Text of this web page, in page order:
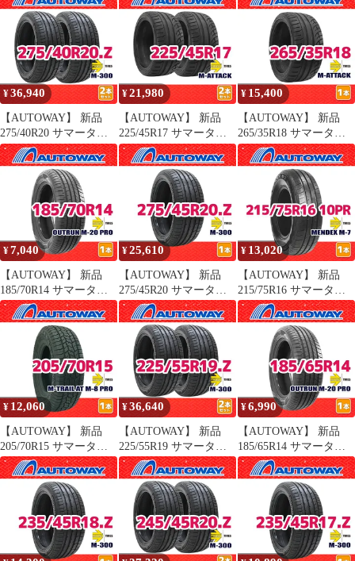
20インチ 4本セット 夏
タイヤ オートウェイ
OUTRUN M-20 PRO 15
インチ １本売り 夏タイ
ヤ オートウェイ
¥36,940
【AUTOWAY】 新品
275/40R20 サマータイ
ヤ MOMO Tires M-300
20インチ 2本セット 夏
タイヤ オートウェイ
¥21,980
【AUTOWAY】 新品
225/45R17 サマータイ
ヤ MOMO Tires M-
ATTACK 17インチ 2本
セット 夏タイヤ オート
ウェイ
¥ 15,400
【AUTOWAY】 新品
265/35R18 サマータイ
ヤ MOMO Tires M-
ATTACK 18インチ １本
売り 夏タイヤ オートウ
¥7,040
【AUTOWAY】 新品
185/70R14 サマータイ
ヤ MOMO Tires
OUTRUN M-20 PRO 14
インチ １本売り 夏タイ
ヤ オートウェイ
¥25,610
【AUTOWAY】 新品
275/45R20 サマータイ
ヤ MOMO Tires M-300
20インチ １本売り 夏タ
イヤ オートウェイ
¥ 13,020
【AUTOWAY】 新品
215/75R16 サマータイ
ヤ MOMO Tires
MENDEX M-7 16インチ
１本売り 夏タイヤ オー
トウェイ
¥ 12,060
【AUTOWAY】 新品
205/70R15 サマータイ
ヤ MOMO Tires M-
TRAIL AT M-8 PRO 15
インチ １本売り 夏タイ
ヤ オートウェイ
¥36,640
【AUTOWAY】 新品
225/55R19 サマータイ
ヤ MOMO Tires M-300
19インチ 2本セット 夏
タイヤ オートウェイ
¥6,990
【AUTOWAY】 新品
185/65R14 サマータイ
ヤ MOMO Tires
OUTRUN M-20 PRO 14
インチ １本売り 夏タイ
ヤ オートウェイ